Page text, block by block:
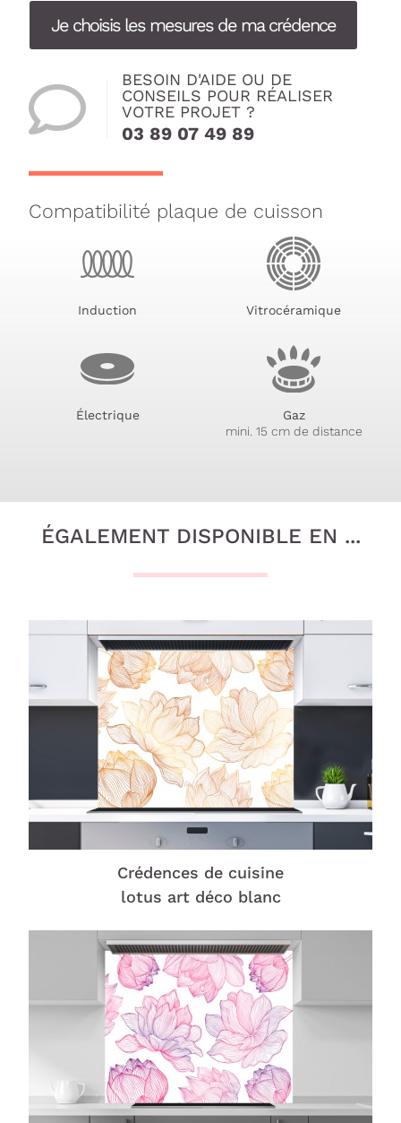
Je choisis les mesures de ma crédence
BESOIN D'AIDE OU DE
CONSEILS POUR RÉALISER
VOTRE PROJET ?
03 89 07 49 89
Compatibilité plaque de cuisson
Induction Vitrocéramique
Électrique
Gaz
mini. 15 cm de distance
ÉGALEMENT DISPONIBLE EN ...
Crédences de cuisine
lotus art déco blanc